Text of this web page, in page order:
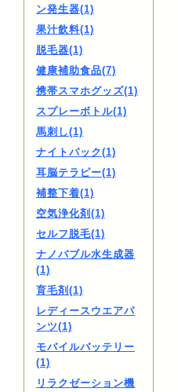
ン発生器(1)
果汁飲料(1)
脱毛器(1)
健康補助食品(7)
携帯スマホグッズ(1)
スプレーボトル(1)
馬刺し(1)
ナイトパック(1)
耳脳テラピー(1)
補整下着(1)
空気浄化剤(1)
セルフ脱毛(1)
ナノバブル水生成器
(1)
育毛剤(1)
レディースウエアパ
ンツ(1)
モバイルバッテリー
(1)
リラクゼーション機